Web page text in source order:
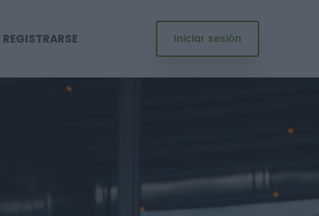
REGISTRARSE Iniciar sesión